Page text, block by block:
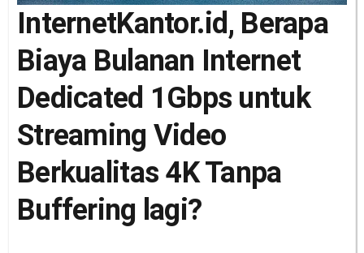
InternetKantor.id, Berapa
Biaya Bulanan Internet
Dedicated 1Gbps untuk
Streaming Video
Berkualitas 4K Tanpa
Buffering lagi?